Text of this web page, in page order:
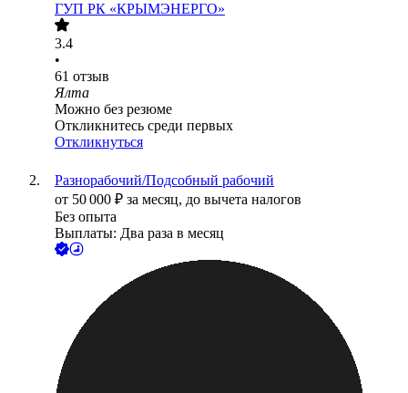
ГУП РК «КРЫМЭНЕРГО»
3.4
•
61 отзыв
Ялта
Можно без резюме
Откликнитесь среди первых
Откликнуться
Разнорабочий/Подсобный рабочий
от 50 000 ₽ за месяц, до вычета налогов
Без опыта
Выплаты: Два раза в месяц